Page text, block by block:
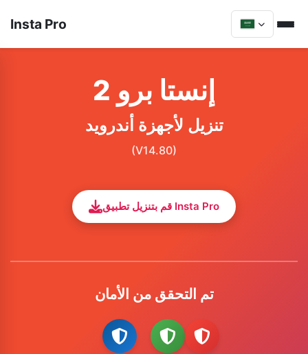
Insta Pro
إنستا برو 2
تنزيل لأجهزة أندرويد
(V14.80)
قم بتنزيل تطبيق Insta Pro
تم التحقق من الأمان